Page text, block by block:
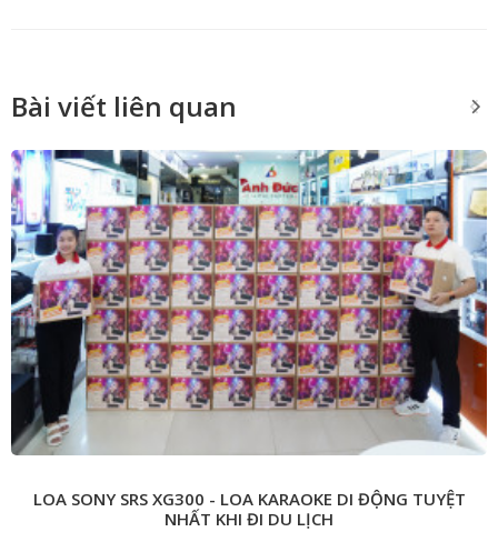
Bài viết liên quan
LOA SONY SRS XG300 - LOA KARAOKE DI ĐỘNG TUYỆT
NHẤT KHI ĐI DU LỊCH